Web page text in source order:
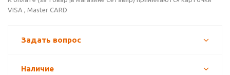
VISA , Master CARD
Задать вопрос
Наличие